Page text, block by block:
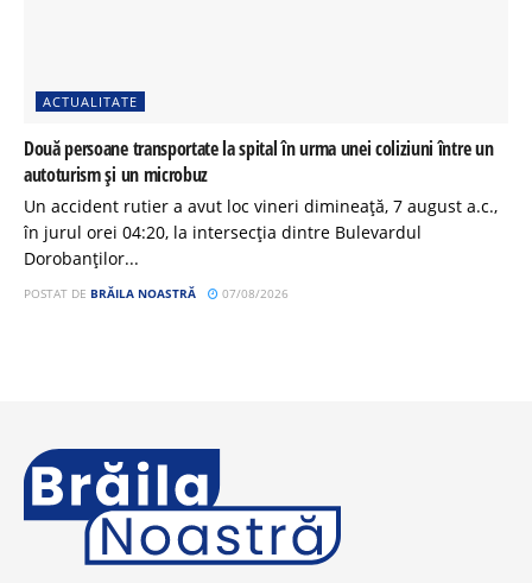
ACTUALITATE
Două persoane transportate la spital în urma unei coliziuni între un
autoturism și un microbuz
Un accident rutier a avut loc vineri dimineață, 7 august a.c.,
în jurul orei 04:20, la intersecția dintre Bulevardul
Dorobanților...
POSTAT DE BRĂILA NOASTRĂ 07/08/2026